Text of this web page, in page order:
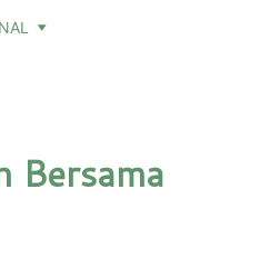
Bersama